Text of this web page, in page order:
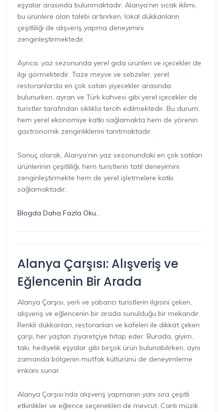
eşyalar arasında bulunmaktadır. Alanya’nın sıcak iklimi,
bu ürünlere olan talebi artırırken, lokal dükkanların
çeşitliliği de alışveriş yapma deneyimini
zenginleştirmektedir.
Ayrıca, yaz sezonunda yerel gıda ürünleri ve içecekler de
ilgi görmektedir. Taze meyve ve sebzeler, yerel
restoranlarda en çok satan yiyecekler arasında
bulunurken, ayran ve Türk kahvesi gibi yerel içecekler de
turistler tarafından sıklıkla tercih edilmektedir. Bu durum,
hem yerel ekonomiye katkı sağlamakta hem de yörenin
gastronomik zenginliklerini tanıtmaktadır.
Sonuç olarak, Alanya’nın yaz sezonundaki en çok satılan
ürünlerinin çeşitliliği, hem turistlerin tatil deneyimini
zenginleştirmekte hem de yerel işletmelere katkı
sağlamaktadır.
Blogda Daha Fazla Oku..
Alanya Çarşısı: Alışveriş ve
Eğlencenin Bir Arada
Alanya Çarşısı, yerli ve yabancı turistlerin ilgisini çeken,
alışveriş ve eğlencenin bir arada sunulduğu bir mekandır.
Renkli dükkanları, restoranları ve kafeleri ile dikkat çeken
çarşı, her yaştan ziyaretçiye hitap eder. Burada, giyim,
takı, hediyelik eşyalar gibi birçok ürün bulunabilirken, aynı
zamanda bölgenin mutfak kültürünü de deneyimleme
imkanı sunar.
Alanya Çarşısı’nda alışveriş yapmanın yanı sıra çeşitli
etkinlikler ve eğlence seçenekleri de mevcut. Canlı müzik